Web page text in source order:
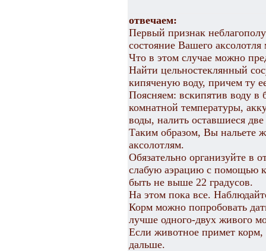
отвечаем:
Первый признак
состояние Вашего
Что в этом случае можно
Найти цельностеклянный
кипяченую воду, причем ту
Поясняем: вскипятив воду в
комнатной температуры,
воды, налить оставшиеся две
Таким образом, Вы нальете
аксолотлям.
Обязательно организуйте в
слабую аэрацию с помощью
быть не выше 22 градусов.
На этом пока все.
Корм можно попробовать
лучше одного-двух живого
Если животное примет корм,
дальше.